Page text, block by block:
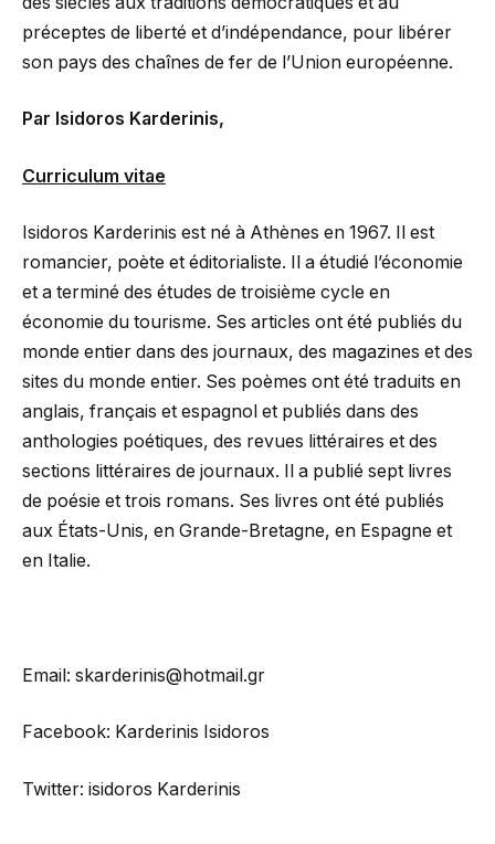
préceptes de liberté et d’indépendance, pour libérer
son pays des chaînes de fer de l’Union européenne.
Par Isidoros Karderinis,
Curriculum vitae
Isidoros Karderinis est né à Athènes en 1967. Il est
romancier, poète et éditorialiste. Il a étudié l’économie
et a terminé des études de troisième cycle en
économie du tourisme. Ses articles ont été publiés du
monde entier dans des journaux, des magazines et des
sites du monde entier. Ses poèmes ont été traduits en
anglais, français et espagnol et publiés dans des
anthologies poétiques, des revues littéraires et des
sections littéraires de journaux. Il a publié sept livres
de poésie et trois romans. Ses livres ont été publiés
aux États-Unis, en Grande-Bretagne, en Espagne et
en Italie.
Email: skarderinis@hotmail.gr
Facebook: Karderinis Isidoros
Twitter: isidoros Karderinis